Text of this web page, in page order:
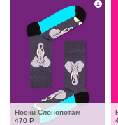
Носки Слонопотам
470 Р